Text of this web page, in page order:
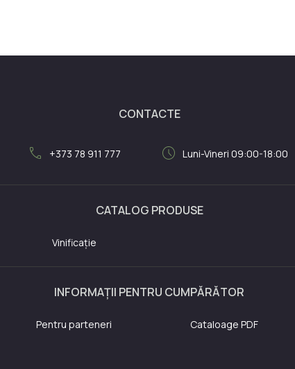
CONTACTE
call +373 78 911 777 schedule Luni-Vineri 09:00-18:00
CATALOG PRODUSE
Vinificație
INFORMAȚII PENTRU CUMPĂRĂTOR
Pentru parteneri Cataloage PDF